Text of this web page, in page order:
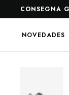
GRATUITA
NOVEDADES